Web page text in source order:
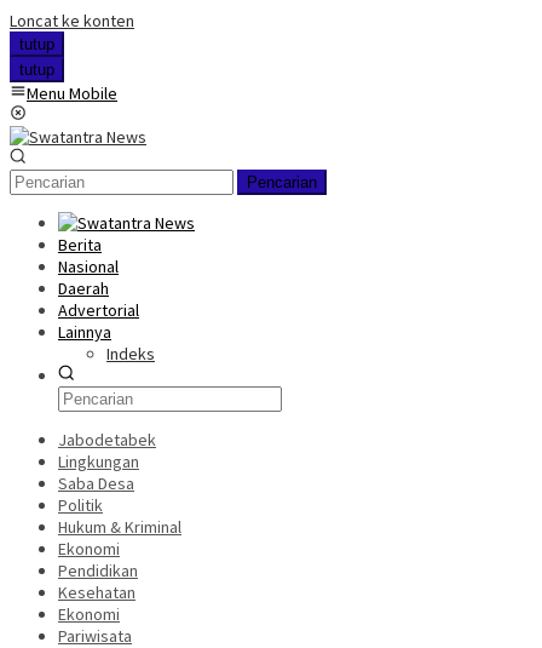
Loncat ke konten
tutup
tutup
Menu Mobile
Pencarian
Berita
Nasional
Daerah
Advertorial
Lainnya
Indeks
Jabodetabek
Lingkungan
Saba Desa
Politik
Hukum & Kriminal
Ekonomi
Pendidikan
Kesehatan
Ekonomi
Pariwisata